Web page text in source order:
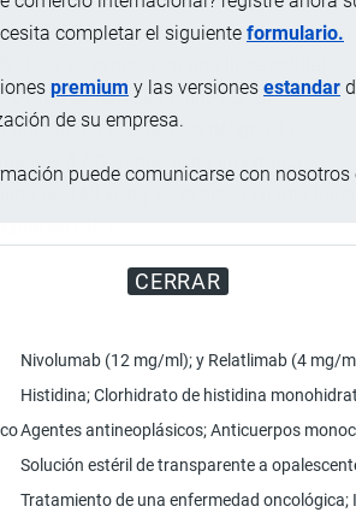
completar el siguiente formulario.
premium y las versiones estandar
de su empresa.
puede comunicarse con nosotros
CERRAR
(PD-1) que tiene una masa molecular
ovario de hámster chino (CHO).
anticuerpo bloqueador del gen 3 de
(LAG-3) que tiene una masa
de 148 kDa y se expresa en una línea
Nivolumab (12 mg/ml); y Relatlimab (4 mg/
Histidina; Clorhidrato de histidina
Agentes antineoplásicos; Anticuerpos
Solución estéril de transparente a
Tratamiento de una enfermedad